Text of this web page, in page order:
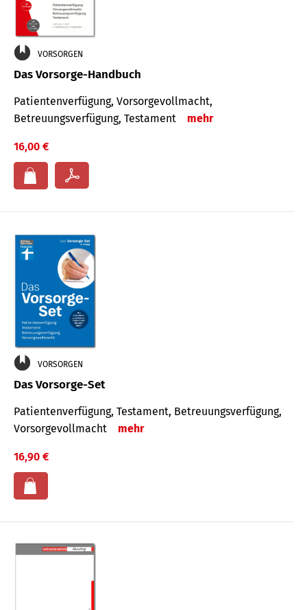
VORSORGEN
Das Vorsorge-Handbuch
Patientenverfügung, Vorsorgevollmacht,
Betreuungsverfügung, Testament
mehr
16,00 €
VORSORGEN
Das Vorsorge-Set
Patienten­ver­fügung, Testa­ment, Be­treuungs­verfü­gung,
Vor­sorge­voll­macht
mehr
16,90 €